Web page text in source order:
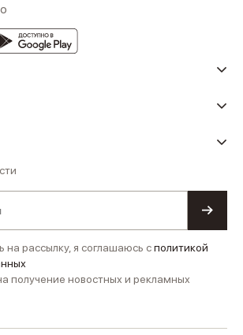
на рассылку, я соглашаюсь сполитикой
получение новостных и рекламных